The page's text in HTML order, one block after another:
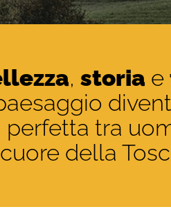
, storia e
perfetta tra
della